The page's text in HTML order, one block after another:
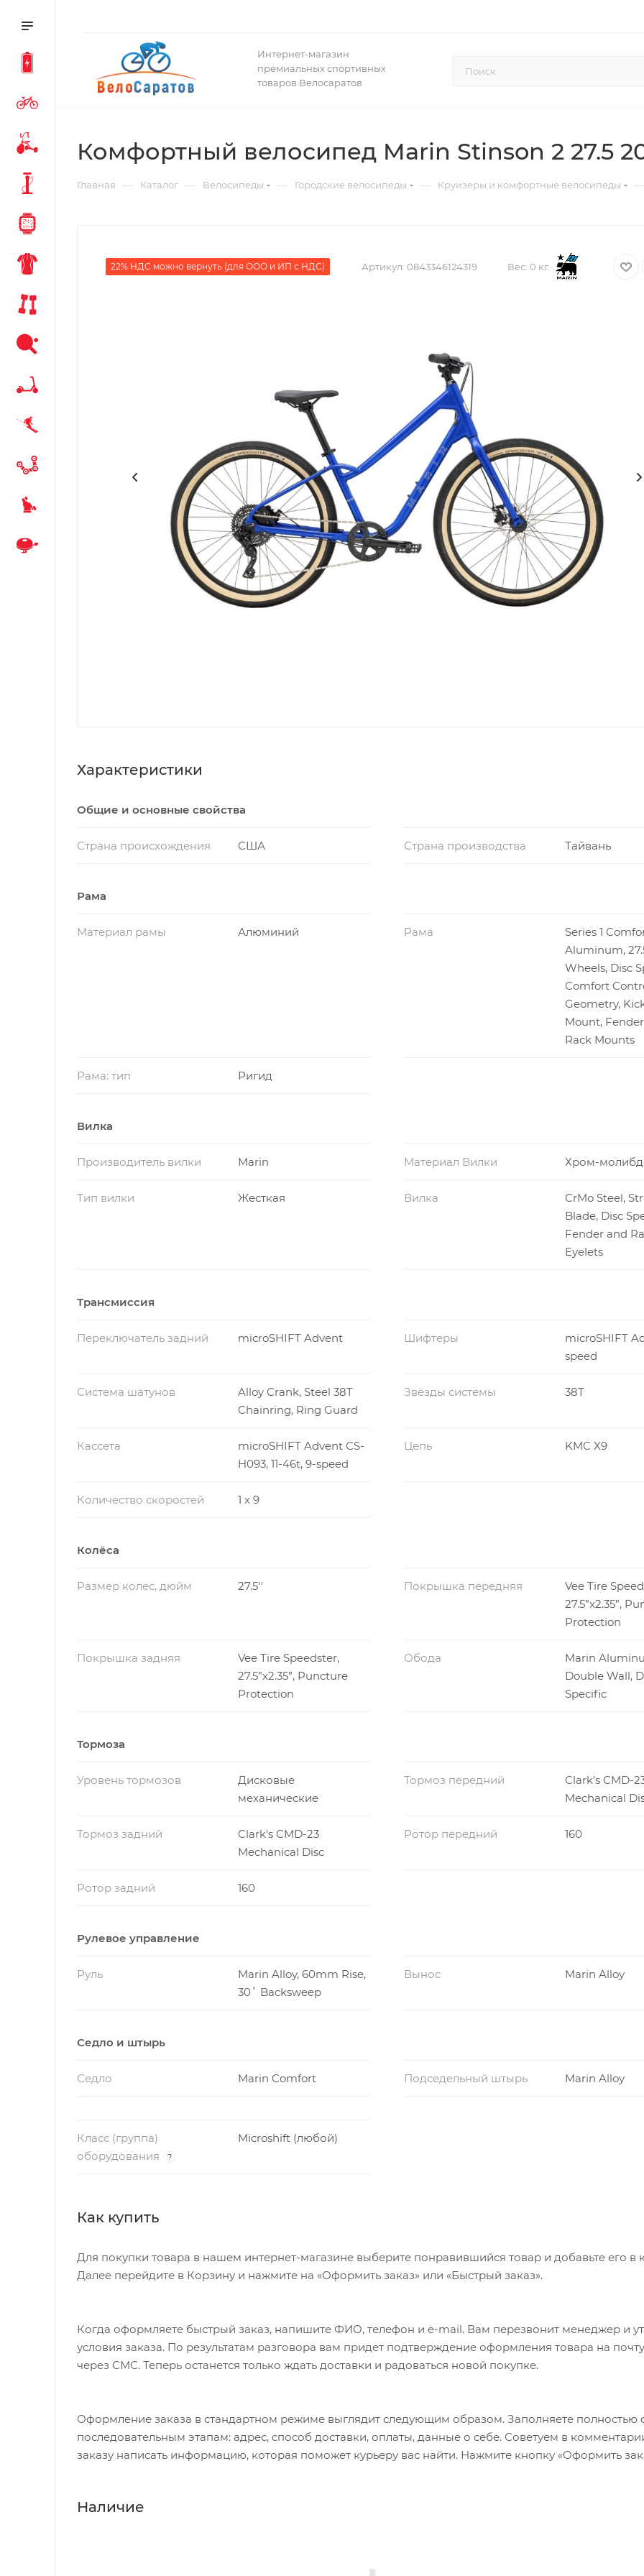
Интернет-магазин
премиальных спортивных
товаров Велосаратов
Комфортный велосипед Marin Stinson 2 27.5
Главная — Каталог — Велосипеды — Городские велосипеды — Круизеры и комфортные велосипеды —
22% НДС можно вернуть (для ООО и ИП с НДС) Артикул: 0843346124319 Вес: 0 кг.
Характеристики
Общие и основные свойства
Страна происхождения США Страна производства Тайвань
Рама
Материал рамы Алюминий Рама
Series 1
Aluminum,
Wheels, Disc
Comfort
Geometry,
Mount,
Rack Mounts
Рама: тип Ригид
Вилка
Производитель вилки Marin Материал Вилки Хром-
Тип вилки Жесткая Вилка
CrMo Steel,
Blade, Disc
Fender and
Eyelets
Трансмиссия
Переключатель задний microSHIFT Advent Шифтеры
microSHIFT
speed
Система шатунов
Alloy Crank, Steel 38T
Chainring, Ring Guard
Звёзды системы 38T
Кассета
microSHIFT Advent CS-
H093, 11-46t, 9-speed
Цепь KMC X9
Количество скоростей 1 x 9
Колёса
Размер колес, дюйм 27.5'' Покрышка передняя
Vee Tire
27.5”x2.35”,
Protection
Покрышка задняя
Vee Tire Speedster,
27.5”x2.35”, Puncture
Protection
Обода
Marin
Double Wall,
Specific
Тормоза
Уровень тормозов
Дисковые
механические
Тормоз передний
Clark's CMD-
Mechanical
Тормоз задний
Clark's CMD-23
Mechanical Disc
Ротор передний 160
Ротор задний 160
Рулевое управление
Руль
Marin Alloy, 60mm Rise,
30˚ Backsweep
Вынос Marin Alloy
Седло и штырь
Седло Marin Comfort Подседельный штырь Marin Alloy
Класс (группа)
оборудования
?
Microshift (любой)
Как купить
Для покупки товара в нашем интернет-магазине выберите понравившийся товар и добавьте его в
Далее перейдите в Корзину и нажмите на «Оформить заказ» или «Быстрый заказ».
Когда оформляете быстрый заказ, напишите ФИО, телефон и e-mail. Вам перезвонит менеджер и
условия заказа. По результатам разговора вам придет подтверждение оформления товара на
через СМС. Теперь останется только ждать доставки и радоваться новой покупке.
Оформление заказа в стандартном режиме выглядит следующим образом. Заполняете полностью
последовательным этапам: адрес, способ доставки, оплаты, данные о себе. Советуем в
заказу написать информацию, которая поможет курьеру вас найти. Нажмите кнопку «Оформить
Наличие